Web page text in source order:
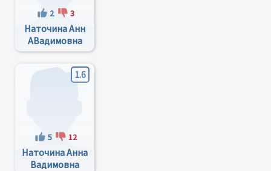
2 3
Наточина Анн
АВадимовна
1.6
5 12
Наточина Анна
Вадимовна